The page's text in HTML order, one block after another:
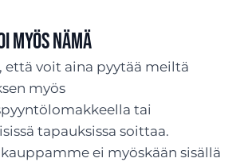
myös nämä
että voit aina pyytää meiltä
myös
tai
tapauksissa soittaa.
ei myöskään sisällä